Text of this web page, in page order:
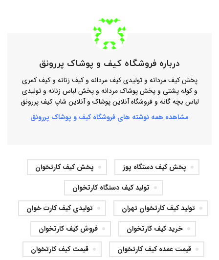
درباره فروشگاه کیف و پوشاک پررونق
پخش کیف مردانه و تولیدی کیف مردانه و کیف زنانه و کیف کمری
و کوله پشتی و پخش پوشاک مردانه و پخش لباس زنانه و تولیدی
لباس بچه گانه و فروشگاه آنلاین پوشاک و آنلاین شاپ کیف پررونق
مشاهده همه نوشته های فروشگاه کیف و پوشاک پررونق
پخش کیف دستگاه پوز
پخش کیف کارتخوان
تولید کیف دستگاه کارتخوان
تولید کیف کارتخوان تهران
تولیدی کیف کارت خوان
خرید کیف کارتخوان
فروش کیف کارتخوان
قیمت عمده کیف کارتخوان
قیمت کیف کارتخوان